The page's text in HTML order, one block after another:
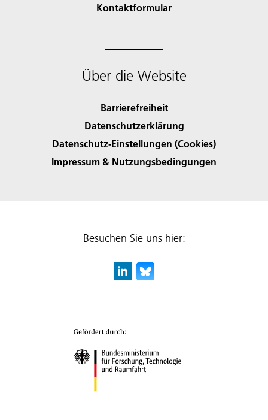
Kontaktformular
Über die Website
Barrierefreiheit
Datenschutzerklärung
Datenschutz-Einstellungen (Cookies)
Impressum & Nutzungsbedingungen
Besuchen Sie uns hier: